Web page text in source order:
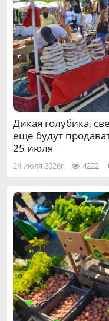
Дикая голубика,
еще будут
25 июля
24 июля 2026г. 4222